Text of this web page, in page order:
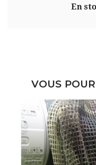
En
VOUS